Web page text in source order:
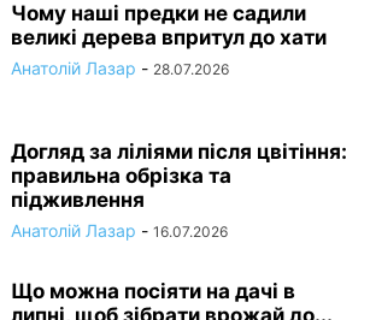
Чому наші предки не садили
великі дерева впритул до хати
Анатолій Лазар - 28.07.2026
Догляд за ліліями після цвітіння:
правильна обрізка та
підживлення
Анатолій Лазар - 16.07.2026
Що можна посіяти на дачі в